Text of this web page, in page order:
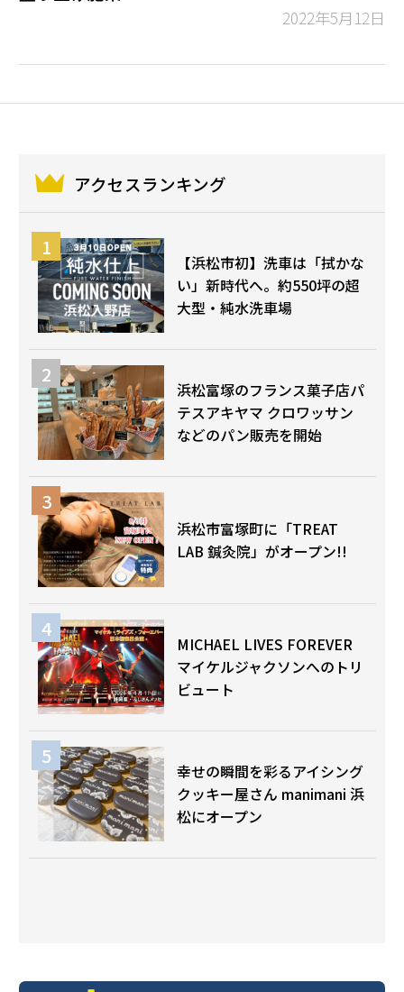
2022年5月12日
アクセスランキング
【浜松市初】洗車は「拭かな
い」新時代へ。約550坪の超
大型・純水洗車場
浜松富塚のフランス菓子店パ
テスアキヤマ クロワッサン
などのパン販売を開始
浜松市富塚町に「TREAT
LAB 鍼灸院」がオープン!!
MICHAEL LIVES FOREVER
マイケルジャクソンへのトリ
ビュート
幸せの瞬間を彩るアイシング
クッキー屋さん manimani 浜
松にオープン